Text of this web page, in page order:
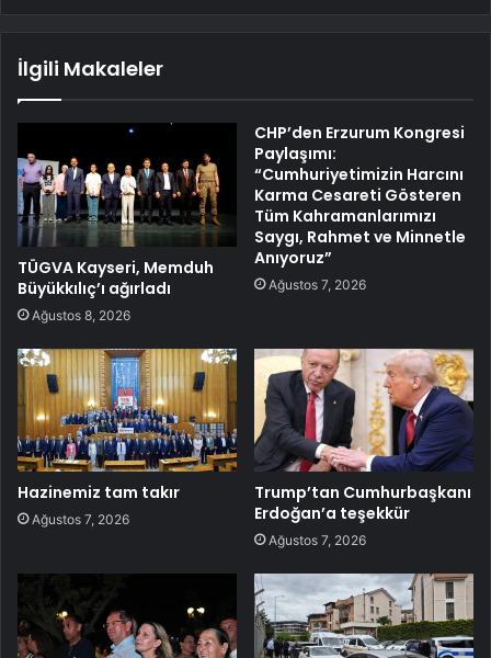
İlgili Makaleler
TÜGVA Kayseri, Memduh
Büyükkılıç’ı ağırladı
Ağustos 8, 2026
CHP’den Erzurum Kongresi
Paylaşımı:
“Cumhuriyetimizin Harcını
Karma Cesareti Gösteren
Tüm Kahramanlarımızı
Saygı, Rahmet ve Minnetle
Anıyoruz”
Ağustos 7, 2026
Hazinemiz tam takır
Ağustos 7, 2026
Trump’tan Cumhurbaşkanı
Erdoğan’a teşekkür
Ağustos 7, 2026